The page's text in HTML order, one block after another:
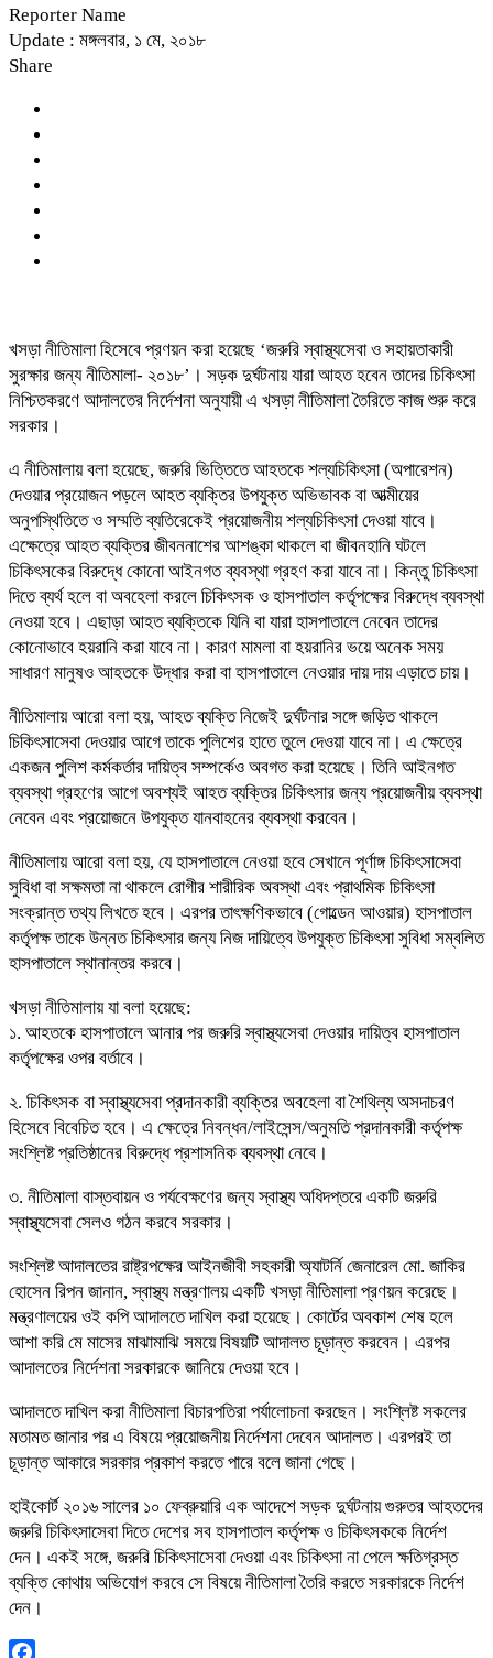
Reporter Name
Update : মঙ্গলবার, ১ মে, ২০১৮
Share
খসড়া নীতিমালা হিসেবে প্রণয়ন করা হয়েছে ‘জরুরি স্বাস্থ্যসেবা ও সহায়তাকারী
সুরক্ষার জন্য নীতিমালা- ২০১৮’। সড়ক দুর্ঘটনায় যারা আহত হবেন তাদের চিকিৎসা
নিশ্চিতকরণে আদালতের নির্দেশনা অনুযায়ী এ খসড়া নীতিমালা তৈরিতে কাজ শুরু করে
সরকার।
এ নীতিমালায় বলা হয়েছে, জরুরি ভিত্তিতে আহতকে শল্যচিকিৎসা (অপারেশন)
দেওয়ার প্রয়োজন পড়লে আহত ব্যক্তির উপযুক্ত অভিভাবক বা আত্মীয়ের
অনুপস্থিতিতে ও সম্মতি ব্যতিরেকেই প্রয়োজনীয় শল্যচিকিৎসা দেওয়া যাবে।
এক্ষেত্রে আহত ব্যক্তির জীবননাশের আশঙ্কা থাকলে বা জীবনহানি ঘটলে
চিকিৎসকের বিরুদ্ধে কোনো আইনগত ব্যবস্থা গ্রহণ করা যাবে না। কিন্তু চিকিৎসা
দিতে ব্যর্থ হলে বা অবহেলা করলে চিকিৎসক ও হাসপাতাল কর্তৃপক্ষের বিরুদ্ধে ব্যবস্থা
নেওয়া হবে। এছাড়া আহত ব্যক্তিকে যিনি বা যারা হাসপাতালে নেবেন তাদের
কোনোভাবে হয়রানি করা যাবে না। কারণ মামলা বা হয়রানির ভয়ে অনেক সময়
সাধারণ মানুষও আহতকে উদ্ধার করা বা হাসপাতালে নেওয়ার দায় দায় এড়াতে চায়।
নীতিমালায় আরো বলা হয়, আহত ব্যক্তি নিজেই দুর্ঘটনার সঙ্গে জড়িত থাকলে
চিকিৎসাসেবা দেওয়ার আগে তাকে পুলিশের হাতে তুলে দেওয়া যাবে না। এ ক্ষেত্রে
একজন পুলিশ কর্মকর্তার দায়িত্ব সম্পর্কেও অবগত করা হয়েছে। তিনি আইনগত
ব্যবস্থা গ্রহণের আগে অবশ্যই আহত ব্যক্তির চিকিৎসার জন্য প্রয়োজনীয় ব্যবস্থা
নেবেন এবং প্রয়োজনে উপযুক্ত যানবাহনের ব্যবস্থা করবেন।
নীতিমালায় আরো বলা হয়, যে হাসপাতালে নেওয়া হবে সেখানে পূর্ণাঙ্গ চিকিৎসাসেবা
সুবিধা বা সক্ষমতা না থাকলে রোগীর শারীরিক অবস্থা এবং প্রাথমিক চিকিৎসা
সংক্রান্ত তথ্য লিখতে হবে। এরপর তাৎক্ষণিকভাবে (গোল্ডেন আওয়ার) হাসপাতাল
কর্তৃপক্ষ তাকে উন্নত চিকিৎসার জন্য নিজ দায়িত্বে উপযুক্ত চিকিৎসা সুবিধা সম্বলিত
হাসপাতালে স্থানান্তর করবে।
খসড়া নীতিমালায় যা বলা হয়েছে:
১. আহতকে হাসপাতালে আনার পর জরুরি স্বাস্থ্যসেবা দেওয়ার দায়িত্ব হাসপাতাল
কর্তৃপক্ষের ওপর বর্তাবে।
২. চিকিৎসক বা স্বাস্থ্যসেবা প্রদানকারী ব্যক্তির অবহেলা বা শৈথিল্য অসদাচরণ
হিসেবে বিবেচিত হবে। এ ক্ষেত্রে নিবন্ধন/লাইসেন্স/অনুমতি প্রদানকারী কর্তৃপক্ষ
সংশ্লিষ্ট প্রতিষ্ঠানের বিরুদ্ধে প্রশাসনিক ব্যবস্থা নেবে।
৩. নীতিমালা বাস্তবায়ন ও পর্যবেক্ষণের জন্য স্বাস্থ্য অধিদপ্তরে একটি জরুরি
স্বাস্থ্যসেবা সেলও গঠন করবে সরকার।
সংশ্লিষ্ট আদালতের রাষ্ট্রপক্ষের আইনজীবী সহকারী অ্যাটর্নি জেনারেল মো. জাকির
হোসেন রিপন জানান, স্বাস্থ্য মন্ত্রণালয় একটি খসড়া নীতিমালা প্রণয়ন করেছে।
মন্ত্রণালয়ের ওই কপি আদালতে দাখিল করা হয়েছে। কোর্টের অবকাশ শেষ হলে
আশা করি মে মাসের মাঝামাঝি সময়ে বিষয়টি আদালত চূড়ান্ত করবেন। এরপর
আদালতের নির্দেশনা সরকারকে জানিয়ে দেওয়া হবে।
আদালতে দাখিল করা নীতিমালা বিচারপতিরা পর্যালোচনা করছেন। সংশ্লিষ্ট সকলের
মতামত জানার পর এ বিষয়ে প্রয়োজনীয় নির্দেশনা দেবেন আদালত। এরপরই তা
চূড়ান্ত আকারে সরকার প্রকাশ করতে পারে বলে জানা গেছে।
হাইকোর্ট ২০১৬ সালের ১০ ফেব্রুয়ারি এক আদেশে সড়ক দুর্ঘটনায় গুরুতর আহতদের
জরুরি চিকিৎসাসেবা দিতে দেশের সব হাসপাতাল কর্তৃপক্ষ ও চিকিৎসককে নির্দেশ
দেন। একই সঙ্গে, জরুরি চিকিৎসাসেবা দেওয়া এবং চিকিৎসা না পেলে ক্ষতিগ্রস্ত
ব্যক্তি কোথায় অভিযোগ করবে সে বিষয়ে নীতিমালা তৈরি করতে সরকারকে নির্দেশ
দেন।